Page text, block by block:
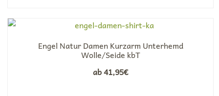
Engel Natur Damen Kurzarm Unterhemd
Wolle/Seide kbT
ab41,95€